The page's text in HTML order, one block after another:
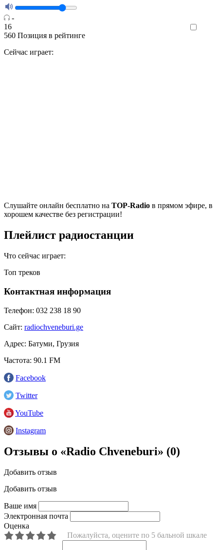
-
16
560 Позиция в рейтинге
Сейчас играет:
Cлушайте онлайн бесплатно на TOP-Radio в прямом эфире, в
хорошем качестве без регистрации!
Плейлист радиостанции
Что сейчас играет:
Топ треков
Контактная информация
Телефон: 032 238 18 90
Сайт: radiochveneburi.ge
Адрес: Батуми, Грузия
Частота: 90.1 FM
Facebook
Twitter
YouTube
Instagram
Отзывы о «Radio Chveneburi» (0)
Добавить отзыв
Добавить отзыв
Ваше имя
Электронная почта
Оценка
Пожалуйста, оцените по 5 бальной шкале